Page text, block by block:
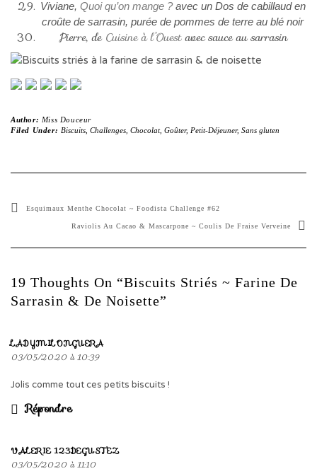
Viviane, Quoi qu’on mange ?avec un Dos de cabillaud en
croûte de sarrasin, purée de pommes de terre au blé noir
Pierre, de Cuisine à l’Ouestavec sauce au sarrasin
Author: Miss Douceur
Filed Under: Biscuits, Challenges, Chocolat, Goûter, Petit-Déjeuner, Sans gluten
Esquimaux Menthe Chocolat ~ Foodista Challenge #62
Raviolis Au Cacao & Mascarpone ~ Coulis De Fraise Verveine
19 Thoughts On “Biscuits Striés ~ Farine De
Sarrasin & De Noisette”
LADYMILONGUERA
03/05/2020 à 10:39
Jolis comme tout ces petits biscuits !
Répondre
VALERIE 123DEGUSTEZ
03/05/2020 à 11:10